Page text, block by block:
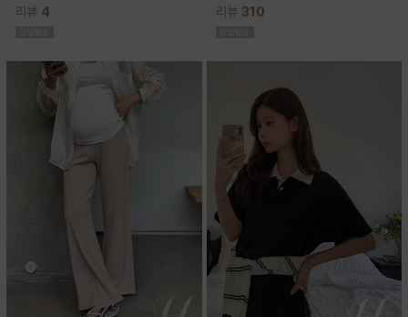
루엣이 되고 넓은 암홀로 끼임이나 답답
리뷰 4
한 5부 기장감으로 군살커버
리뷰 310